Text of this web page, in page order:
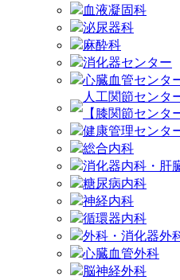
血液凝固科
泌尿器科
麻酔科
消化器センター
心臓血管センタ
人工関節センタ
【膝関節センタ
健康管理センタ
総合内科
消化器内科・肝
糖尿病内科
神経内科
循環器内科
外科・消化器外
心臓血管外科
脳神経外科